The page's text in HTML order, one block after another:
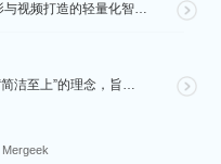
DiveColor 是一款专为水下摄影与视频打造的轻量化智能色彩修复工具，APP支持批量编辑，无需联...
在这个快节奏的时代，APP 以“简洁至上”的理念，旨在为用户提供一个精致而实用的财务管理工具，在瞬息...
Mergeek